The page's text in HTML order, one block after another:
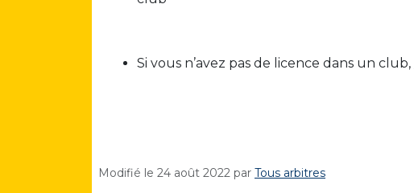
Si vous n’avez pas de licence dans un club,
Modifié le 24 août 2022 par Tous arbitres